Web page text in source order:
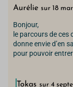
Aurélie sur 18
Bonjour,
le parcours de
donne envie d’en
pour pouvoir
Tokas sur 4